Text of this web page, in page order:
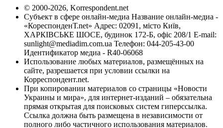
© 2000-2026, Korrespondent.net
Субъект в сфере онлайн-медиа Название онлайн-медиа -
«КореспонденТ.net» Адрес: 02091, місто Київ,
ХАРКІВСЬКЕ ШОСЕ, будинок 172-Б, офіс 208/1 E-mail:
sunlight@mediadim.com.ua Телефон: 044-205-43-00
Идентификатор медиа - R40-06068
Использование любых материалов, размещённых на
сайте, разрешается при условии ссылки на
Корреспондент.net.
При копировании материалов со страницы «Новости
Украины и мира», для интернет-изданий – обязательна
прямая открытая для поисковых систем гиперссылка.
Ссылка должна быть размещена в независимости от
полного либо частичного использования материалов.